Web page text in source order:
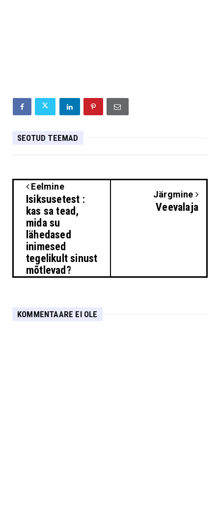
SEOTUD TEEMAD
Eelmine
Isiksusetest :
kas sa tead,
mida su
lähedased
inimesed
tegelikult sinust
mõtlevad?
Järgmine
Veevalaja
KOMMENTAARE EI OLE